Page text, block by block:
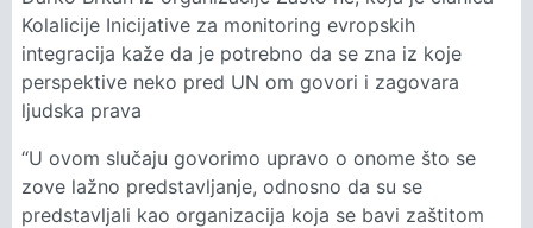
Kolalicije Inicijative za monitoring evropskih
integracija kaže da je potrebno da se zna iz koje
perspektive neko pred UN om govori i zagovara
ljudska prava
“U ovom slučaju govorimo upravo o onome što se
zove lažno predstavljanje, odnosno da su se
predstavljali kao organizacija koja se bavi zaštitom